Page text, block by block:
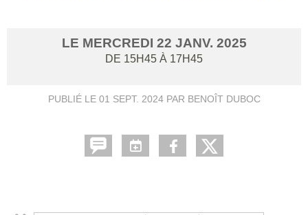
LE MERCREDI 22 JANV. 2025
DE 15H45 À 17H45
PUBLIÉ LE 01 SEPT. 2024PAR BENOÎT DUBOC